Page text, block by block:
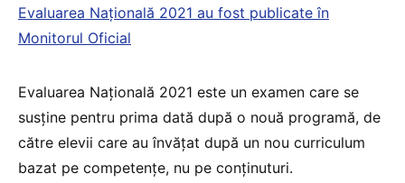
Evaluarea Națională 2021 au fost publicate în
Monitorul Oficial
Evaluarea Națională 2021 este un examen care se
susține pentru prima dată după o nouă programă, de
către elevii care au învățat după un nou curriculum
bazat pe competențe, nu pe conținuturi.